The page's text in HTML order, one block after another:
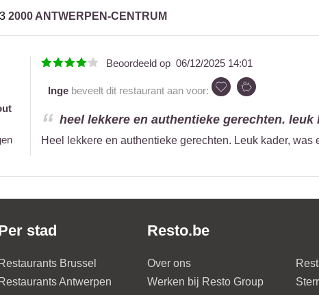
2000 ANTWERPEN-CENTRUM
Beoordeeld op 06/12/2025 14:01
Inge beveelt dit restaurant aan voor:
heel lekkere en authentieke gerechten. leuk
Heel lekkere en authentieke gerechten. Leuk kader, was
stad
Restaurants Brussel
Restaurants Antwerpen
Resto.be
Over ons
Werken bij Resto Group